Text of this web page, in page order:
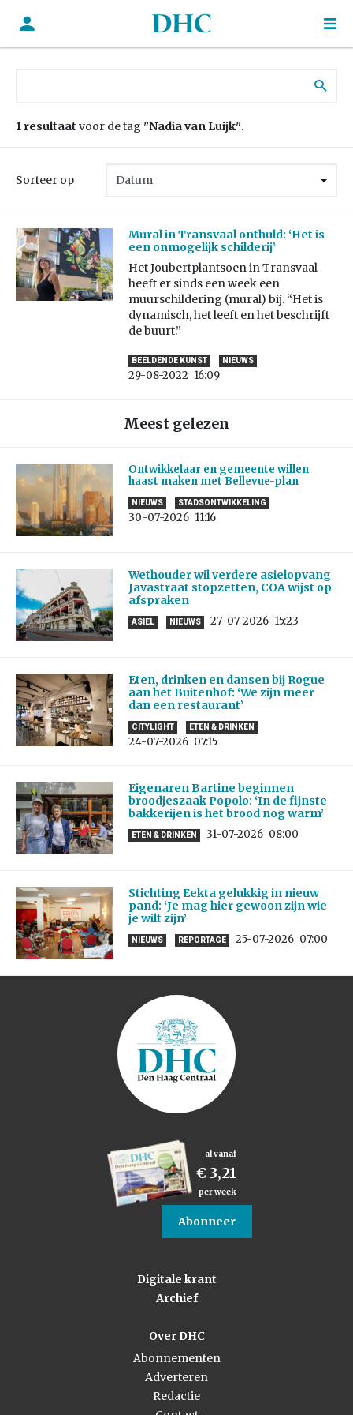
1 resultaat voor de tag "Nadia van Luijk".
Sorteer op
Mural in Transvaal onthuld: ‘Het is
een onmogelijk schilderij’
Het Joubertplantsoen in Transvaal
heeft er sinds een week een
muurschildering (mural) bij. “Het is
dynamisch, het leeft en het beschrijft
de buurt.”
BEELDENDE KUNST NIEUWS
29-08-2022 16:09
Meest gelezen
Ontwikkelaar en gemeente willen
haast maken met Bellevue-plan
NIEUWS STADSONTWIKKELING
30-07-2026 11:16
Wethouder wil verdere asielopvang
Javastraat stopzetten, COA wijst op
afspraken
ASIEL NIEUWS 27-07-2026 15:23
Eten, drinken en dansen bij Rogue
aan het Buitenhof: ‘We zijn meer
dan een restaurant’
CITYLIGHT ETEN & DRINKEN
24-07-2026 07:15
Eigenaren Bartine beginnen
broodjeszaak Popolo: ‘In de fijnste
bakkerijen is het brood nog warm’
ETEN & DRINKEN 31-07-2026 08:00
Stichting Eekta gelukkig in nieuw
pand: ‘Je mag hier gewoon zijn wie
je wilt zijn’
NIEUWS REPORTAGE 25-07-2026 07:00
al vanaf
€ 3,21
per week
Abonneer
Digitale krant
Archief
Over DHC
Abonnementen
Adverteren
Redactie